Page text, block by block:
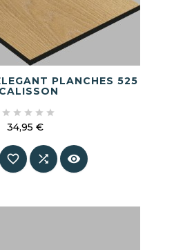
PLANCHES 525
CALISSON
    
34,95 €
  